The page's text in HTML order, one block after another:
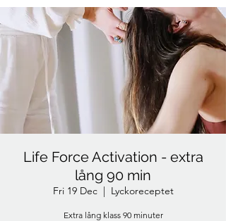
Life Force Activation - extra
lång 90 min
Fri 19 Dec
  |
Lyckoreceptet
Extra lång klass 90 minuter